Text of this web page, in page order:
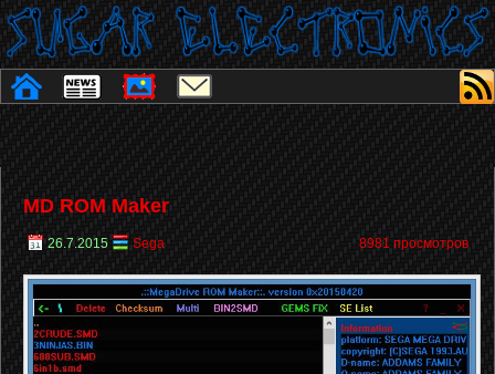
MD ROM Maker
26.7.2015 Sega 8981 просмотров